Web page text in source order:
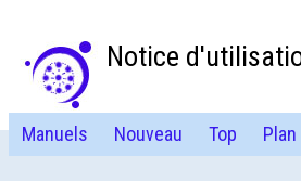
Notice
Manuels Nouveau Top